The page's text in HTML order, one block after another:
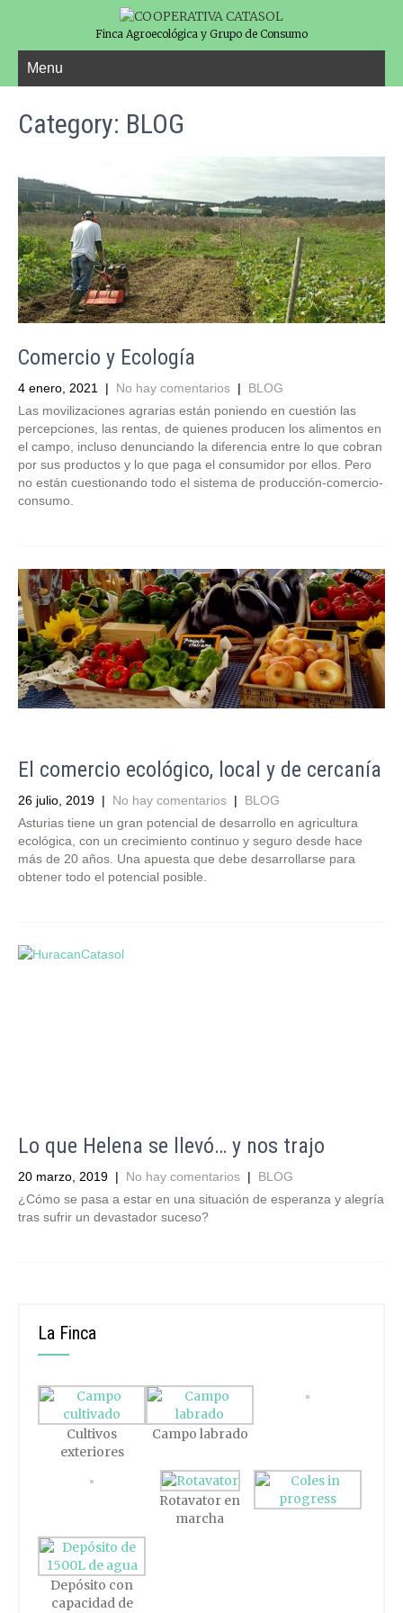
Finca Agroecológica y Grupo de Consumo
Menu
Category: BLOG
Comercio y Ecología
4 enero, 2021 | No hay comentarios | BLOG
Las movilizaciones agrarias están poniendo en cuestión las
percepciones, las rentas, de quienes producen los alimentos en
el campo, incluso denunciando la diferencia entre lo que cobran
por sus productos y lo que paga el consumidor por ellos. Pero
no están cuestionando todo el sistema de producción-comercio-
consumo.
El comercio ecológico, local y de cercanía
26 julio, 2019 | No hay comentarios | BLOG
Asturias tiene un gran potencial de desarrollo en agricultura
ecológica, con un crecimiento continuo y seguro desde hace
más de 20 años. Una apuesta que debe desarrollarse para
obtener todo el potencial posible.
Lo que Helena se llevó… y nos trajo
20 marzo, 2019 | No hay comentarios | BLOG
¿Cómo se pasa a estar en una situación de esperanza y alegría
tras sufrir un devastador suceso?
La Finca
Cultivos
exteriores
Campo labrado
Rotavator en
marcha
Depósito con
capacidad de